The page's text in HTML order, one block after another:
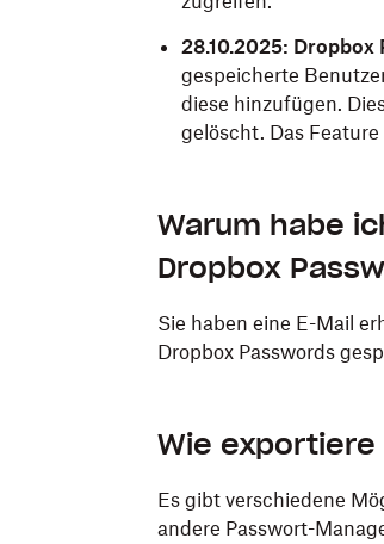
28.10.2025:
gespeicherte
diese hinzufügen.
gelöscht. Das
Warum habe
Dropbox
Sie haben eine E-Mail
Dropbox Passwords
Wie exportiere
Es gibt verschiedene
andere Passwort-